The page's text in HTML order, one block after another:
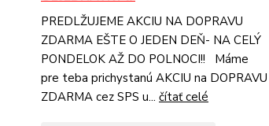
PREDLŽUJEME AKCIU NA DOPRAVU
ZDARMA EŠTE O JEDEN DEŇ- NA CELÝ
PONDELOK AŽ DO POLNOCI!! Máme
pre teba prichystanú AKCIU na DOPRAVU
ZDARMA cez SPS u... čítať celé